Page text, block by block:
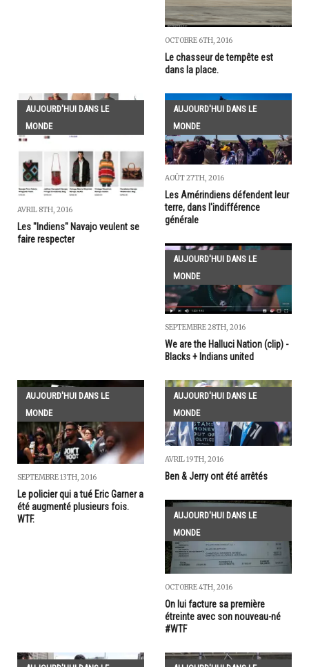
OCTOBRE 6TH, 2016
Le chasseur de tempête est
dans la place.
AUJOURD'HUI DANS LE
MONDE
AVRIL 8TH, 2016
Les "Indiens" Navajo veulent se
faire respecter
AUJOURD'HUI DANS LE
MONDE
AOÛT 27TH, 2016
Les Amérindiens défendent leur
terre, dans l'indifférence
générale
AUJOURD'HUI DANS LE
MONDE
SEPTEMBRE 28TH, 2016
We are the Halluci Nation (clip) -
Blacks + Indians united
AUJOURD'HUI DANS LE
MONDE
SEPTEMBRE 13TH, 2016
Le policier qui a tué Eric Garner a
été augmenté plusieurs fois.
WTF.
AUJOURD'HUI DANS LE
MONDE
AVRIL 19TH, 2016
Ben & Jerry ont été arrêtés
AUJOURD'HUI DANS LE
MONDE
OCTOBRE 4TH, 2016
On lui facture sa première
étreinte avec son nouveau-né
#WTF